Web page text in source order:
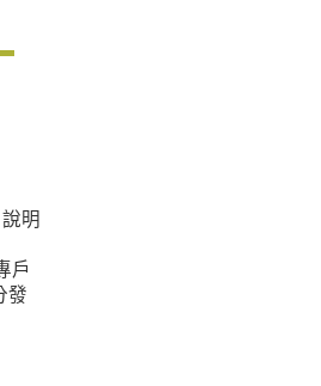
明
戶
發